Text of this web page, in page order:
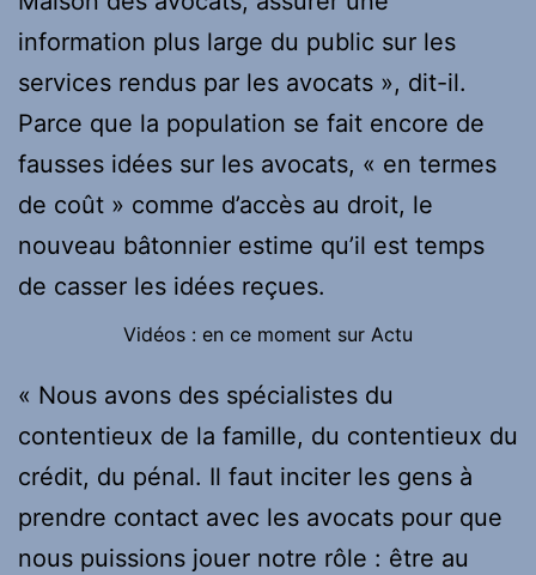
information plus large du public sur les
services rendus par les avocats », dit-il.
Parce que la population se fait encore de
fausses idées sur les avocats, « en termes
de coût » comme d’accès au droit, le
nouveau bâtonnier estime qu’il est temps
de casser les idées reçues.
Vidéos : en ce moment sur Actu
« Nous avons des spécialistes du
contentieux de la famille, du contentieux du
crédit, du pénal. Il faut inciter les gens à
prendre contact avec les avocats pour que
nous puissions jouer notre rôle : être au